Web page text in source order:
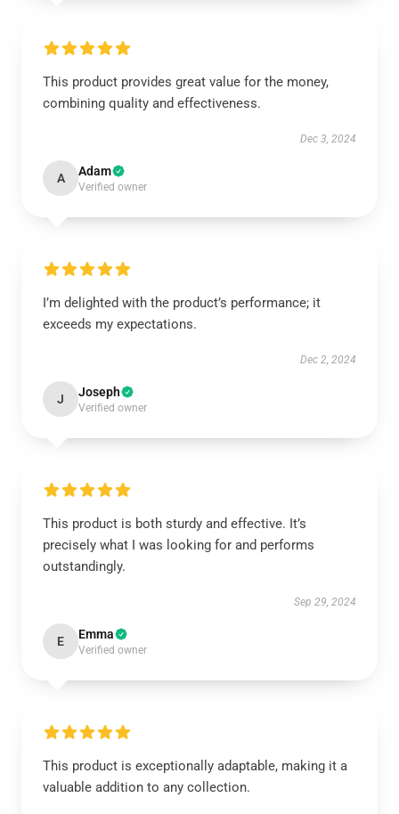
This product provides great value for the money,
combining quality and effectiveness.
Dec 3, 2024
A Adam
Verified owner
I’m delighted with the product’s performance; it
exceeds my expectations.
Dec 2, 2024
J Joseph
Verified owner
This product is both sturdy and effective. It’s
precisely what I was looking for and performs
outstandingly.
Sep 29, 2024
E Emma
Verified owner
This product is exceptionally adaptable, making it a
valuable addition to any collection.